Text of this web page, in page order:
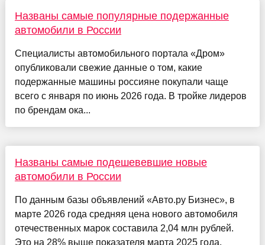
Названы самые популярные подержанные
автомобили в России
Специалисты автомобильного портала «Дром»
опубликовали свежие данные о том, какие
подержанные машины россияне покупали чаще
всего с января по июнь 2026 года. В тройке лидеров
по брендам ока...
Названы самые подешевевшие новые
автомобили в России
По данным базы объявлений «Авто.ру Бизнес», в
марте 2026 года средняя цена нового автомобиля
отечественных марок составила 2,04 млн рублей.
Это на 28% выше показателя марта 2025 года.